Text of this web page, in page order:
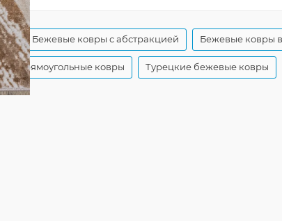
Бежевые ковры с абстракцией Бежевые ковры
прямоугольные ковры Турецкие бежевые ковры